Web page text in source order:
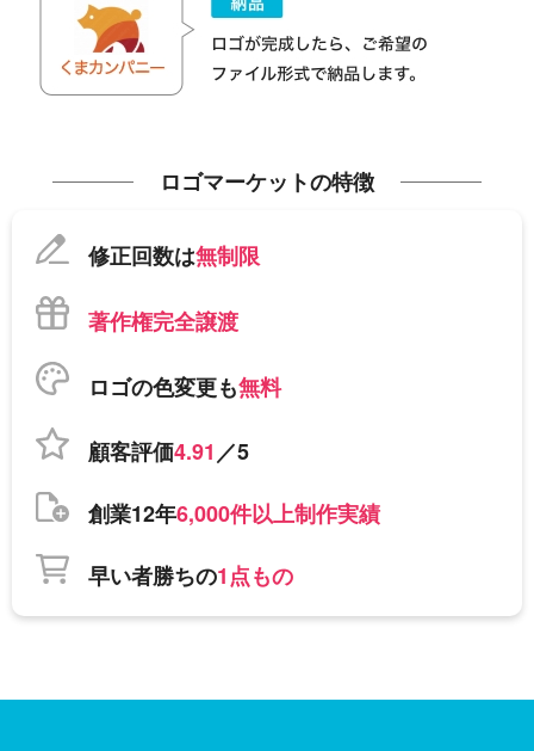
ロゴマーケットの特徴
修正回数は無制限
著作権完全譲渡
ロゴの色変更も無料
顧客評価4.91／5
創業12年6,000件以上制作実績
早い者勝ちの1点もの